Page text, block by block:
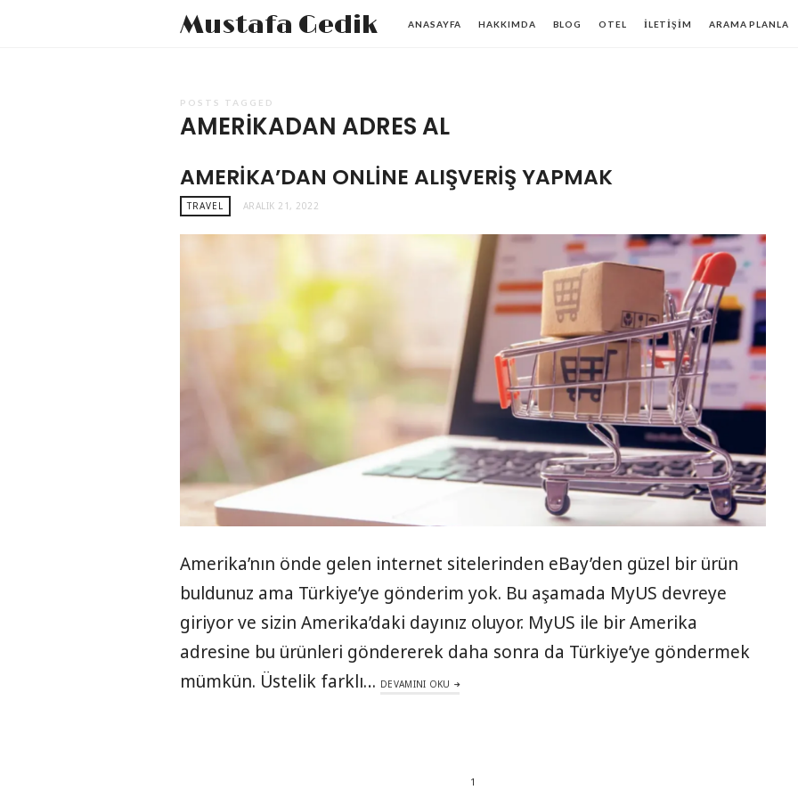
Mustafa Gedik ANASAYFA HAKKIMDA BLOG OTEL İLETIŞIM ARAMA PLANLA
POSTS TAGGED
AMERIKADAN ADRES AL
AMERIKA’DAN ONLINE ALIŞVERIŞ YAPMAK
TRAVEL ARALIK 21, 2022
Amerika’nın önde gelen internet sitelerinden eBay’den güzel bir ürün
buldunuz ama Türkiye’ye gönderim yok. Bu aşamada MyUS devreye
giriyor ve sizin Amerika’daki dayınız oluyor. MyUS ile bir Amerika
adresine bu ürünleri göndererek daha sonra da Türkiye’ye göndermek
mümkün. Üstelik farklı… DEVAMINI OKU
1